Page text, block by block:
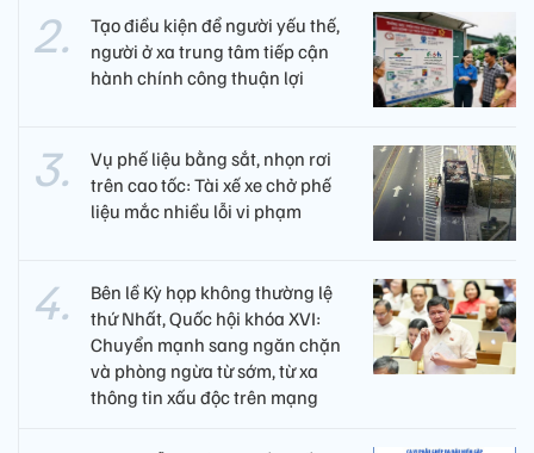
Tạo điều kiện để người yếu thế,
người ở xa trung tâm tiếp cận
hành chính công thuận lợi
Vụ phế liệu bằng sắt, nhọn rơi
trên cao tốc: Tài xế xe chở phế
liệu mắc nhiều lỗi vi phạm
Bên lề Kỳ họp không thường lệ
thứ Nhất, Quốc hội khóa XVI:
Chuyển mạnh sang ngăn chặn
và phòng ngừa từ sớm, từ xa
thông tin xấu độc trên mạng